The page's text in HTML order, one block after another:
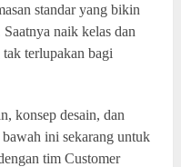
standar yang bikin
naik kelas dan
tak terlupakan bagi
konsep desain, dan
ini sekarang untuk
tim Customer